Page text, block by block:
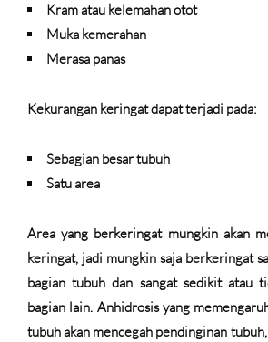
Kram atau kelemahan otot
Muka kemerahan
Merasa panas
Kekurangan keringat dapat terjadi pada:
Sebagian besar tubuh
Satu area
Area yang berkeringat mungkin akan
keringat, jadi mungkin saja berkeringat
bagian tubuh dan sangat sedikit atau
bagian lain. Anhidrosis yang
tubuh akan mencegah pendinginan